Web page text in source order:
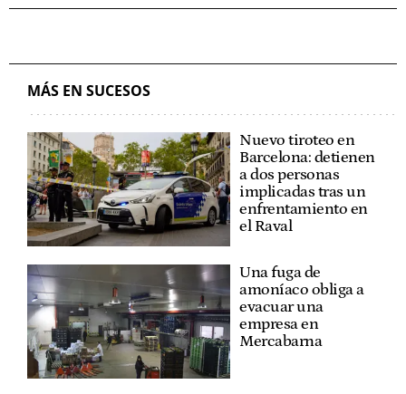
MÁS EN SUCESOS
Nuevo tiroteo en
Barcelona: detienen
a dos personas
implicadas tras un
enfrentamiento en
el Raval
Una fuga de
amoníaco obliga a
evacuar una
empresa en
Mercabarna